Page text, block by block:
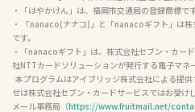
・「はやかけん」は、福岡市交通局の登録商標です
・ 「nanaco(ナナコ)」と「nanacoギフト」は
です。
・「nanacoギフト」は、株式会社セブン・カー
社NTTカードソリューションが発行する電子マネ
せは株式会社セブン・カードサービスではお受け
メール事務局（https://www.fruitmail.net/